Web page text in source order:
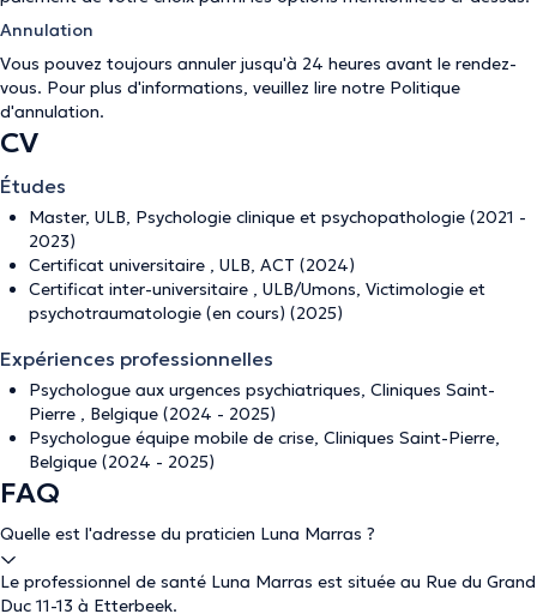
Annulation
Vous pouvez toujours annuler jusqu'à 24 heures avant le rendez-
vous. Pour plus d'informations, veuillez lire notre Politique
d'annulation.
CV
Études
Master, ULB, Psychologie clinique et psychopathologie (2021 -
2023)
Certificat universitaire , ULB, ACT (2024)
Certificat inter-universitaire , ULB/Umons, Victimologie et
psychotraumatologie (en cours) (2025)
Expériences professionnelles
Psychologue aux urgences psychiatriques, Cliniques Saint-
Pierre , Belgique (2024 - 2025)
Psychologue équipe mobile de crise, Cliniques Saint-Pierre,
Belgique (2024 - 2025)
FAQ
Quelle est l'adresse du praticien Luna Marras ?
Le professionnel de santé Luna Marras est située au Rue du Grand
Duc 11-13 à Etterbeek.